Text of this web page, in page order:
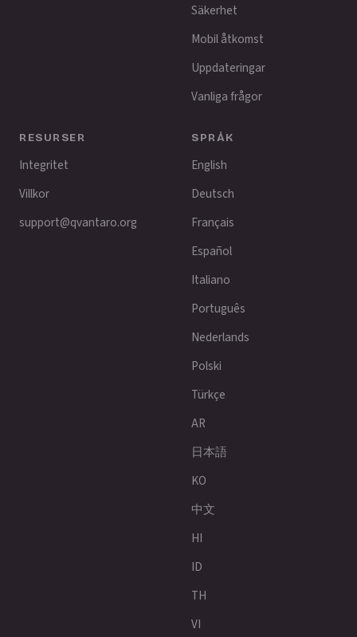
Säkerhet
Mobil åtkomst
Uppdateringar
Vanliga frågor
RESURSER
Integritet
Villkor
support@qvantaro.org
SPRÅK
English
Deutsch
Français
Español
Italiano
Português
Nederlands
Polski
Türkçe
AR
日本語
KO
中文
HI
ID
TH
VI